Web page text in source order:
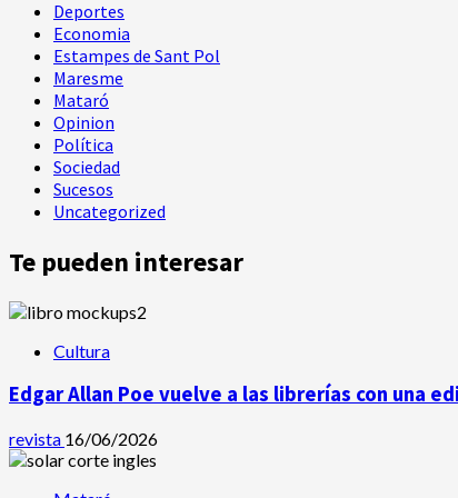
Deportes
Economia
Estampes de Sant Pol
Maresme
Mataró
Opinion
Política
Sociedad
Sucesos
Uncategorized
Te pueden interesar
Cultura
Edgar Allan Poe vuelve a las librerías con una
revista 16/06/2026